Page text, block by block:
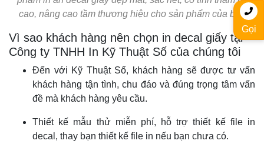
cao, nâng cao tầm thương hiệu cho sản phẩm của bạn
Vì sao khách hàng nên chọn in decal giấy tại
Công ty TNHH In Kỹ Thuật Số của chúng tôi
Đến với Kỹ Thuật Số, khách hàng sẽ được tư vấn
khách hàng tận tình, chu đáo và đúng trọng tâm vấn
đề mà khách hàng yêu cầu.
Thiết kế mẫu thử miễn phí, hỗ trợ thiết kế file in
decal, thay bạn thiết kế file in nếu bạn chưa có.
Gọi